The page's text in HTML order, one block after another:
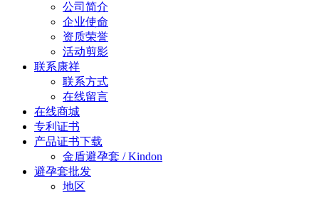
公司简介
企业使命
资质荣誉
活动剪影
联系康祥
联系方式
在线留言
在线商城
专利证书
产品证书下载
金盾避孕套 / Kindon
避孕套批发
地区